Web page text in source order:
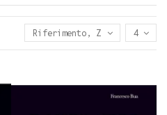
Riferimento, Z - A 4